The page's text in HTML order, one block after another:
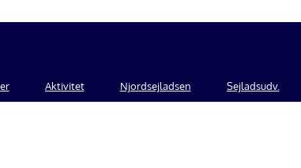
Aktivitet Njordsejladsen Sejladsudv.